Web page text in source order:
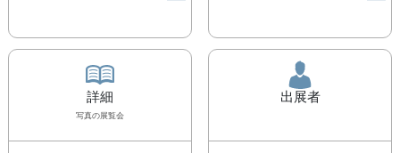
詳細
写真の展覧会
出展者